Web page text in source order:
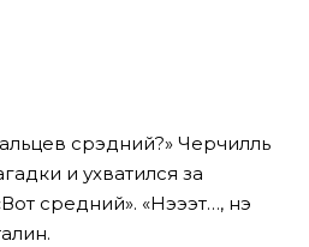
срэдний?» Черчилль
и ухватился за
средний». «Нэээт…, нэ